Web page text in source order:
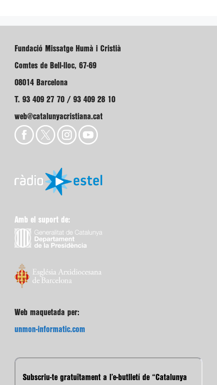
Fundació Missatge Humà i Cristià
Comtes de Bell-lloc, 67-69
08014 Barcelona
T. 93 409 27 70 / 93 409 28 10
web@catalunyacristiana.cat
Amb el suport de:
Web maquetada per:
unmon-informatic.com
Subscriu-te gratuïtament a l’e-butlletí de “Catalunya